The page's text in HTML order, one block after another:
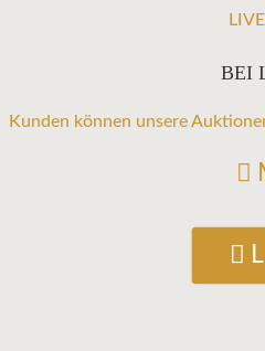
BEI
Kunden können unsere